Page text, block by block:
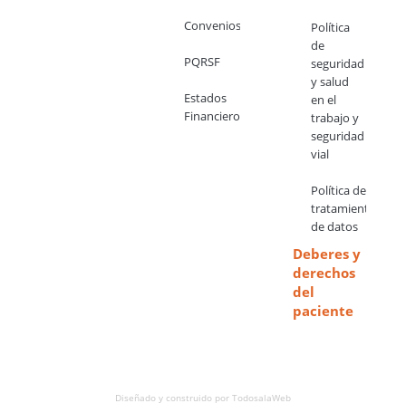
Convenios
PQRSF
Estados
Financieros
Política
de
seguridad
y salud
en el
trabajo y
seguridad
vial
Política de
tratamiento
de datos
Deberes y
derechos
del
paciente
Diseñado y construido por TodosalaWeb